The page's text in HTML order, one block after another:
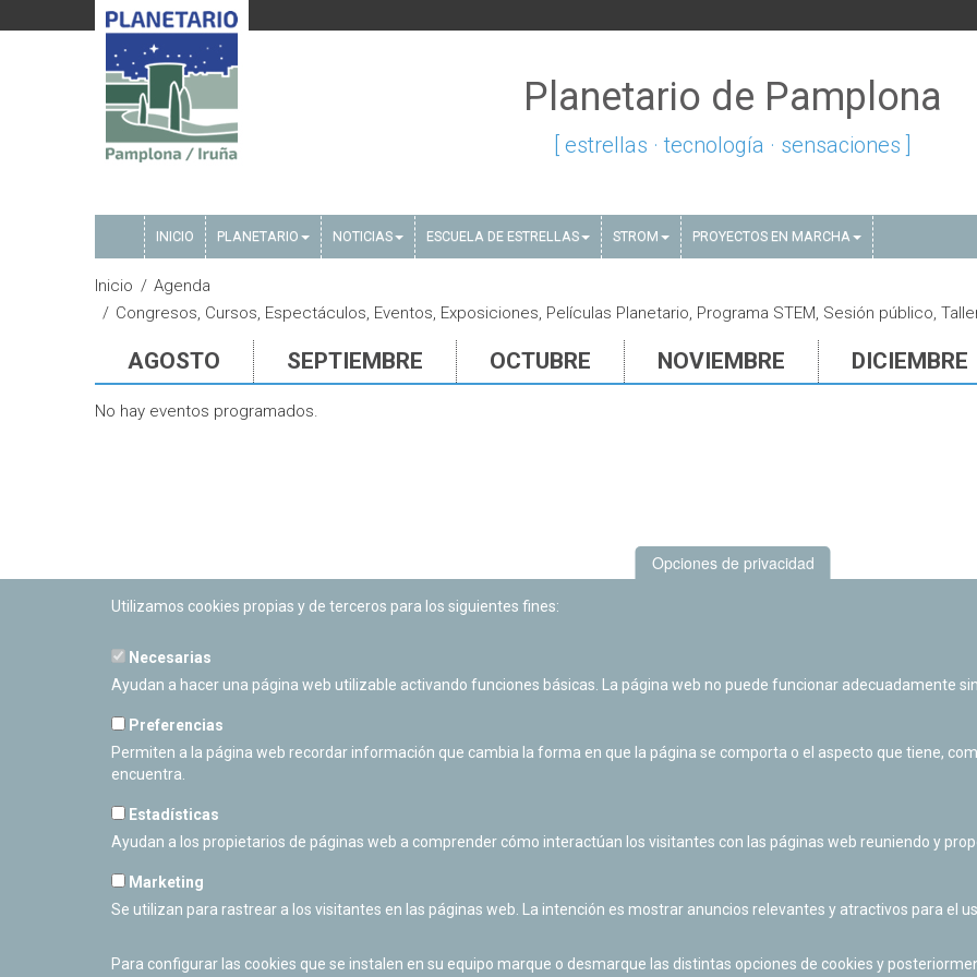
Planetario de Pamplona
[ estrellas · tecnología · sensaciones ]
INICIO PLANETARIO NOTICIAS ESCUELA DE ESTRELLAS STROM PROYECTOS EN MARCHA
Inicio
Agenda
Congresos, Cursos, Espectáculos, Eventos, Exposiciones, Películas Planetario, Programa STEM, Sesión público,
AGOSTO SEPTIEMBRE OCTUBRE NOVIEMBRE DICIEMBRE
No hay eventos programados.
PLANETARIO DE PAMPLONA
Calle Sancho RamÃ­rez, s/n
Cerrado Temporalmente
Opciones de privacidad
Utilizamos cookies propias y de terceros para los siguientes fines:
Necesarias
Ayudan a hacer una página web utilizable activando funciones básicas. La página web no puede funcionar adecuadamente
Preferencias
Permiten a la página web recordar información que cambia la forma en que la página se comporta o el aspecto que tiene,
encuentra.
Estadísticas
Ayudan a los propietarios de páginas web a comprender cómo interactúan los visitantes con las páginas web reuniendo y
Marketing
Se utilizan para rastrear a los visitantes en las páginas web. La intención es mostrar anuncios relevantes y atractivos para el
Para configurar las cookies que se instalen en su equipo marque o desmarque las distintas opciones de cookies y